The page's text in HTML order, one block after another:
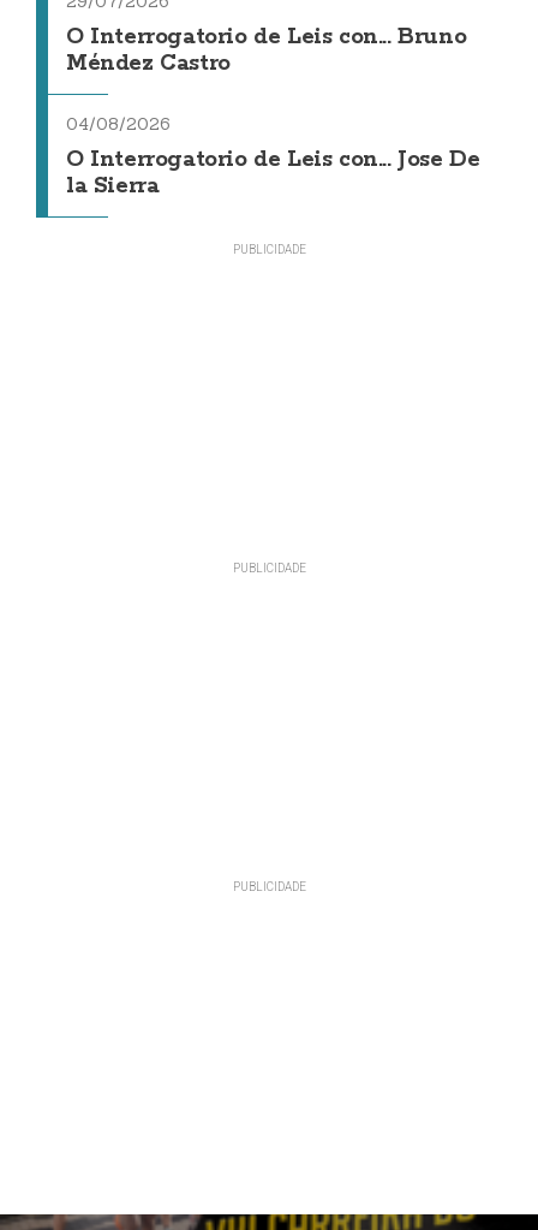
O Interrogatorio de Leis con... Bruno
Méndez Castro
04/08/2026
O Interrogatorio de Leis con... Jose De
la Sierra